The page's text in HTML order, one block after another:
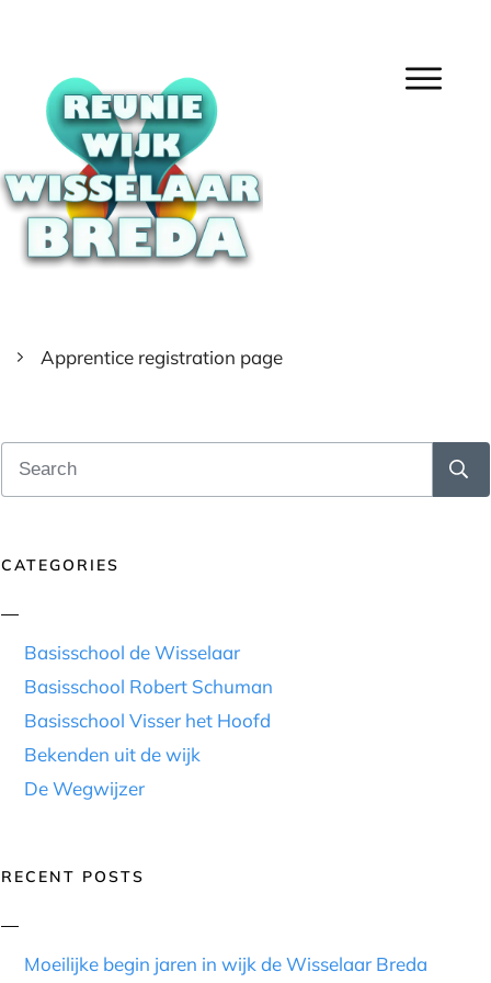
Apprentice registration page
CATEGORIES
Basisschool de Wisselaar
Basisschool Robert Schuman
Basisschool Visser het Hoofd
Bekenden uit de wijk
De Wegwijzer
RECENT POSTS
Moeilijke begin jaren in wijk de Wisselaar Breda